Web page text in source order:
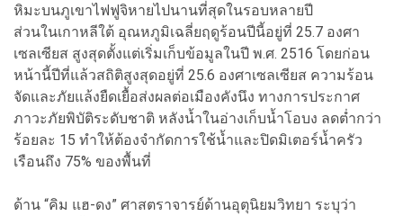
หิมะบนภูเขาไฟฟูจิหายไปนานที่สุดในรอบหลายปี
ส่วนในเกาหลีใต้ อุณหภูมิเฉลี่ยฤดูร้อนปีนี้อยู่ที่ 25.7 องศา
เซลเซียส สูงสุดตั้งแต่เริ่มเก็บข้อมูลในปี พ.ศ. 2516 โดยก่อน
หน้านี้ปีที่แล้วสถิติสูงสุดอยู่ที่ 25.6 องศาเซลเซียส ความร้อน
จัดและภัยแล้งยืดเยื้อส่งผลต่อเมืองคังนึง ทางการประกาศ
ภาวะภัยพิบัติระดับชาติ หลังน้ำในอ่างเก็บน้ำโอบง ลดต่ำกว่า
ร้อยละ 15 ทำให้ต้องจำกัดการใช้น้ำและปิดมิเตอร์น้ำครัว
เรือนถึง 75% ของพื้นที่
ด้าน “คิม แฮ-ดง” ศาสตราจารย์ด้านอุตุนิยมวิทยา ระบุว่า